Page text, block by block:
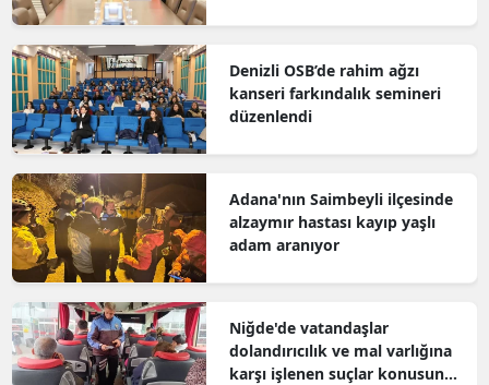
Denizli OSB’de rahim ağzı
kanseri farkındalık semineri
düzenlendi
Adana'nın Saimbeyli ilçesinde
alzaymır hastası kayıp yaşlı
adam aranıyor
Niğde'de vatandaşlar
dolandırıcılık ve mal varlığına
karşı işlenen suçlar konusunda